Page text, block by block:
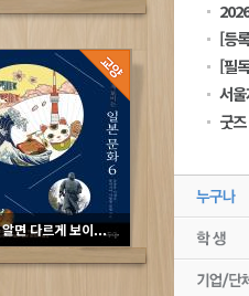
알면 다르게 보이...
[등
[필
굿